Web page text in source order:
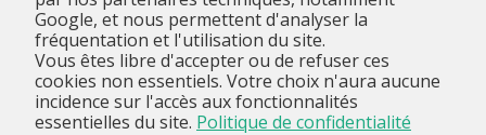
Google, et nous permettent d'analyser la
fréquentation et l'utilisation du site.
Vous êtes libre d'accepter ou de refuser ces
cookies non essentiels. Votre choix n'aura aucune
incidence sur l'accès aux fonctionnalités
essentielles du site. Politique de confidentialité